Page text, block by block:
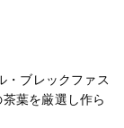
・ブレックファス
葉を厳選し作ら